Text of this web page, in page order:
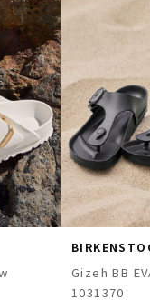
Gizeh BB
1031370